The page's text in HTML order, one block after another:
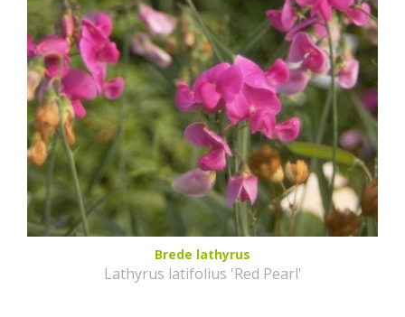
Brede lathyrus
Lathyrus latifolius 'Red Pearl'